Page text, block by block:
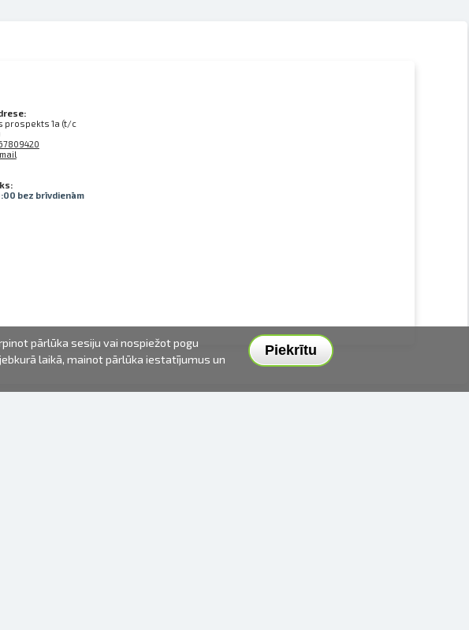
prospekts 1a (t/c
bez brīvdienām
Piekrītu
pārlūka sesiju vai nospiežot pogu
laikā, mainot pārlūka iestatījumus un